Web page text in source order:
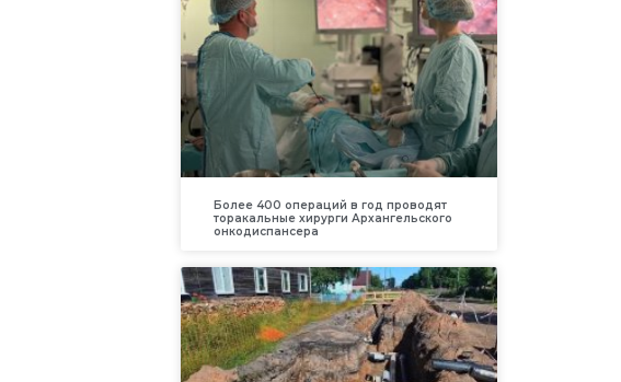
Более 400 операций в год проводят
торакальные хирурги Архангельского
онкодиспансера